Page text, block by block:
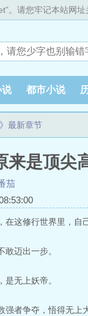
。请您牢记本站网
说 都市小说
最新章节
来是顶尖
茄
这修行世界里，自
敢迈出一步。
无上妖帝。
者争夺，悟得无上